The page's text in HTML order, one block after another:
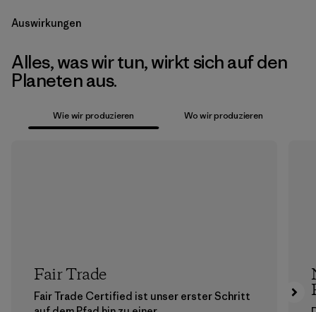
Auswirkungen
Alles, was wir tun, wirkt sich auf den
Planeten aus.
Wie wir produzieren Wo wir produzieren
Fair Trade
Fair Trade Certified ist unser erster Schritt